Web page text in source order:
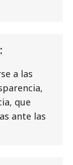
a las
que
ante las